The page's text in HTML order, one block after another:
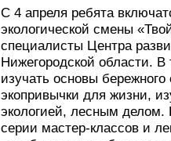
С 4 апреля ребята
экологической смены
специалисты Центра
Нижегородской области. В
изучать основы
экопривычки для жизни,
экологией, лесным делом.
серии мастер-классов и